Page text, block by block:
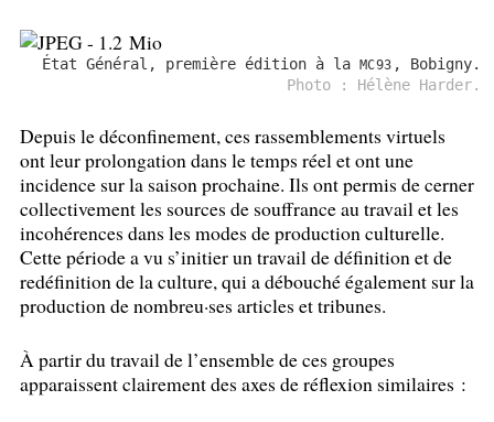
État Général, première édition à la MC93 , Bobigny.
Photo : Hélène Harder.
Depuis le déconfinement, ces rassemblements virtuels
ont leur prolongation dans le temps réel et ont une
incidence sur la saison prochaine. Ils ont permis de cerner
collectivement les sources de souffrance au travail et les
incohérences dans les modes de production culturelle.
Cette période a vu s’initier un travail de définition et de
redéfinition de la culture, qui a débouché également sur la
production de nombreu·ses articles et tribunes.
À partir du travail de l’ensemble de ces groupes
apparaissent clairement des axes de réflexion similaires :